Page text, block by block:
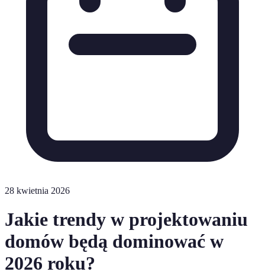
28 kwietnia 2026
Jakie trendy w projektowaniu
domów będą dominować w
2026 roku?